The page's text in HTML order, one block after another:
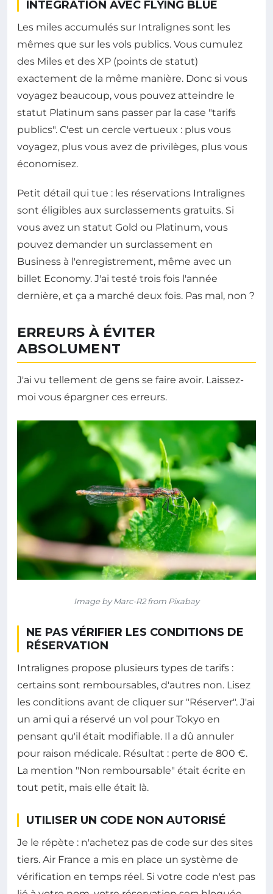
INTÉGRATION AVEC FLYING BLUE
Les miles accumulés sur Intralignes sont les
mêmes que sur les vols publics. Vous cumulez
des Miles et des XP (points de statut)
exactement de la même manière. Donc si vous
voyagez beaucoup, vous pouvez atteindre le
statut Platinum sans passer par la case "tarifs
publics". C'est un cercle vertueux : plus vous
voyagez, plus vous avez de privilèges, plus vous
économisez.
Petit détail qui tue : les réservations Intralignes
sont éligibles aux surclassements gratuits. Si
vous avez un statut Gold ou Platinum, vous
pouvez demander un surclassement en
Business à l'enregistrement, même avec un
billet Economy. J'ai testé trois fois l'année
dernière, et ça a marché deux fois. Pas mal, non ?
ERREURS À ÉVITER
ABSOLUMENT
J'ai vu tellement de gens se faire avoir. Laissez-
moi vous épargner ces erreurs.
Image by Marc-R2 from Pixabay
NE PAS VÉRIFIER LES CONDITIONS DE
RÉSERVATION
Intralignes propose plusieurs types de tarifs :
certains sont remboursables, d'autres non. Lisez
les conditions avant de cliquer sur "Réserver". J'ai
un ami qui a réservé un vol pour Tokyo en
pensant qu'il était modifiable. Il a dû annuler
pour raison médicale. Résultat : perte de 800 €.
La mention "Non remboursable" était écrite en
tout petit, mais elle était là.
UTILISER UN CODE NON AUTORISÉ
Je le répète : n'achetez pas de code sur des sites
tiers. Air France a mis en place un système de
vérification en temps réel. Si votre code n'est pas